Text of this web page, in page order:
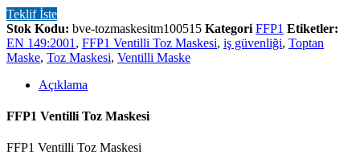
Teklif İste
Stok Kodu: bve-tozmaskesitm100515 Kategori FFP1 Etiketler:
EN 149:2001 , FFP1 Ventilli Toz Maskesi, iş güvenliği, Toptan
Maske, Toz Maskesi, Ventilli Maske
Açıklama
FFP1 Ventilli Toz Maskesi
FFP1 Ventilli Toz Maskesi